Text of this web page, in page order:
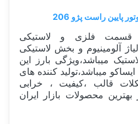
راست پژو 206
قسمت فلزی و لاستیکی
آلومینیوم و بخش لاستیکی
میباشد،ویژگی بارز این
میباشد،تولید کننده های
قالب ،کیفیت ، خرابی
محصولات بازار ایران